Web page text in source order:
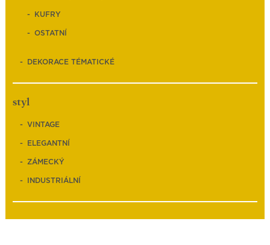
KUFRY
OSTATNÍ
DEKORACE TÉMATICKÉ
styl
VINTAGE
ELEGANTNÍ
ZÁMECKÝ
INDUSTRIÁLNÍ